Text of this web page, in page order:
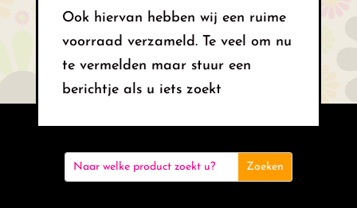
Ook hiervan hebben wij een ruime
voorraad verzameld. Te veel om nu
te vermelden maar stuur een
berichtje als u iets zoekt